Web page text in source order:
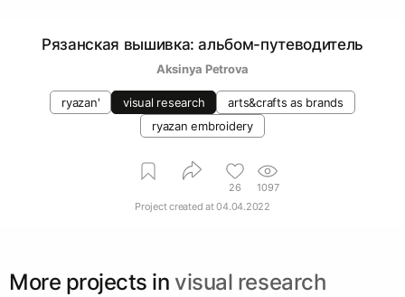
Рязанская вышивка: альбом-путеводитель
Aksinya Petrova
ryazan' visual research
arts&crafts as brands
ryazan embroidery
26
1097
Project created at04.04.2022
More projects in visual research